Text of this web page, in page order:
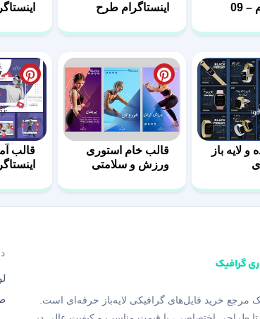
09
اینستاگرام طرح
و لایه باز
قالب خام استوری
ورزش و سلامتی
قالب
مرجع خرید فایل‌های گرافیکی لایه‌باز حرفه‌ای است.